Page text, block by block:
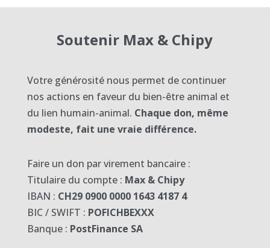
Soutenir Max & Chipy
Votre générosité nous permet de continuer
nos actions en faveur du bien-être animal et
du lien humain-animal. Chaque don, même
modeste, fait une vraie différence.
Faire un don par virement bancaire :
Titulaire du compte : Max & Chipy
IBAN : CH29 0900 0000 1643 4187 4
BIC / SWIFT : POFICHBEXXX
Banque : PostFinance SA